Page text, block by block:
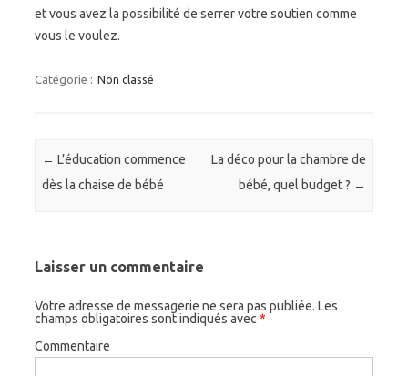
et vous avez la possibilité de serrer votre soutien comme
vous le voulez.
Catégorie : Non classé
Navigation des articles
← L’éducation commence
dès la chaise de bébé
La déco pour la chambre de
bébé, quel budget ? →
Laisser un commentaire
Votre adresse de messagerie ne sera pas publiée. Les
champs obligatoires sont indiqués avec *
Commentaire